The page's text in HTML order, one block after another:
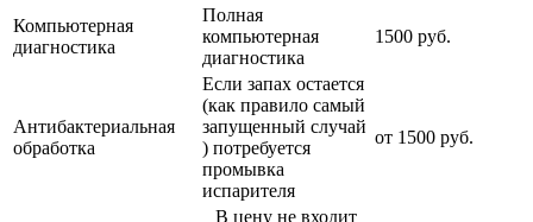
Компьютерная
диагностика
Полная
компьютерная
диагностика
1500 руб.
Антибактериальная
обработка
Если запах остается
(как правило самый
запущенный случай
) потребуется
промывка
испарителя
от 1500 руб.
В цену не входит